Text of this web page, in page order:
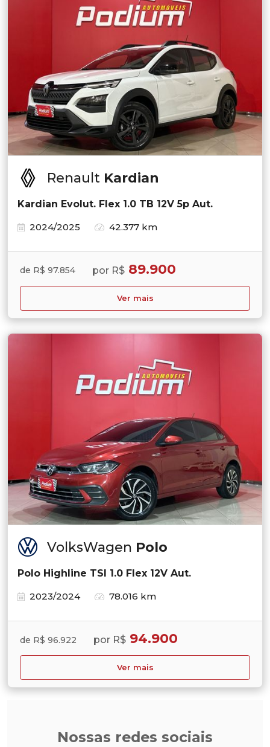
Renault Kardian
Kardian Evolut. Flex 1.0 TB 12V 5p Aut.
2024/2025
42.377 km
de R$ 97.854 por R$ 89.900
Ver mais
VolksWagen Polo
Polo Highline TSI 1.0 Flex 12V Aut.
2023/2024
78.016 km
de R$ 96.922 por R$ 94.900
Ver mais
Nossas redes sociais